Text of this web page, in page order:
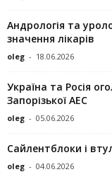
Андрологія та
значення лікарів
oleg - 18.06.2026
Україна та Росія
Запорізької АЕС
oleg - 05.06.2026
Сайлентблоки і
oleg - 04.06.2026